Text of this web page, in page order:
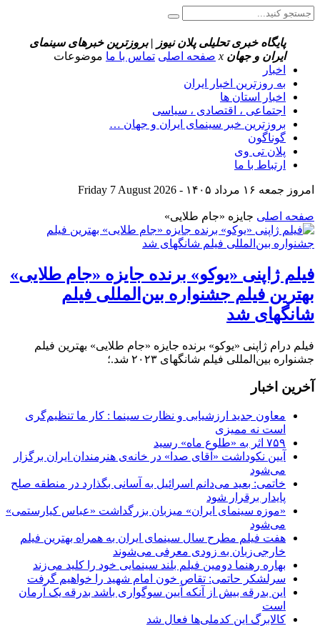
پایگاه خبری تحلیلی پلان نیوز | بروزترین خبرهای سینمای
ایران و جهان x صفحه اصلی تماس با ما موضوعات
اخبار
به روزترین اخبار ایران
اخبار استان ها
اجتماعی ، اقتصادی ، سیاسی
بروزترین خبر سینمای ایران و جهان …
گوناگون
پلان تی وی
ارتباط با ما
امروز جمعه ۱۶ مرداد ۱۴۰۵ - Friday 7 August 2026
صفحه اصلی جایزه «جام طلایی»
فیلم ژاپنی «یوکو» برنده جایزه «جام طلایی»
بهترین فیلم جشنواره بین‌المللی فیلم
شانگهای شد
فیلم درام ژاپنی «یوکو» برنده جایزه «جام طلایی» بهترین فیلم
جشنواره بین‌المللی فیلم شانگهای ۲۰۲۳ شد.؛
آخرین اخبار
معاون جدید ارزشیابی و نظارت سینما : کار ما تنظیم‌گری
است نه ممیزی
۷۵۹ اثر به «طلوع ماه» رسید
آیین نکوداشت «آقای صدا» در خانه‌ی هنرمندان ایران برگزار
می‌شود
خاتمی: بعید می‌دانم اسرائیل به آسانی بگذارد در منطقه صلح
پایدار برقرار شود
«موزه سینمای ایران» میزبان بزرگداشت «عباس کیارستمی»
می‌شود
هفت فیلم مطرح سال سینمای ایران به همراه بهترین فیلم
خارجی‌زبان به زودی معرفی می‌شوند
بهاره رهنما دومین فیلم بلند سینمایی خود را کلید می‌زند
سرلشکر حاتمی: تقاص خون امام شهید را خواهیم گرفت
این بدرقه بیش از آنکه آیین سوگواری باشد بدرقه یک آرمان
است
کالابرگ این کدملی‌ها فعال شد